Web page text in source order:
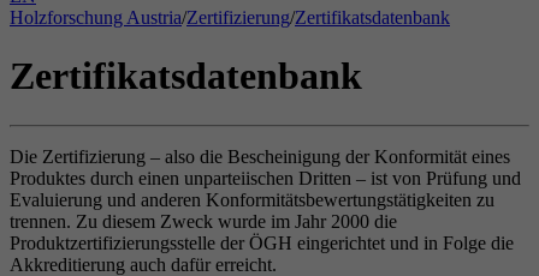
Holzforschung Austria/Zertifizierung/Zertifikatsdatenbank
Zertifikatsdatenbank
Die Zertifizierung – also die Bescheinigung der Konformität eines
Produktes durch einen unparteiischen Dritten – ist von Prüfung und
Evaluierung und anderen Konformitätsbewertungstätigkeiten zu
trennen. Zu diesem Zweck wurde im Jahr 2000 die
Produktzertifizierungsstelle der ÖGH eingerichtet und in Folge die
Akkreditierung auch dafür erreicht.